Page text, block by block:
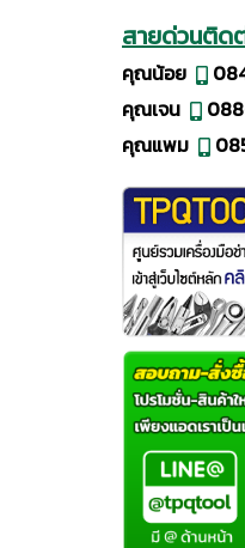
สายด่วนติด
คุณน้อย
คุณเจน
คุณแพม